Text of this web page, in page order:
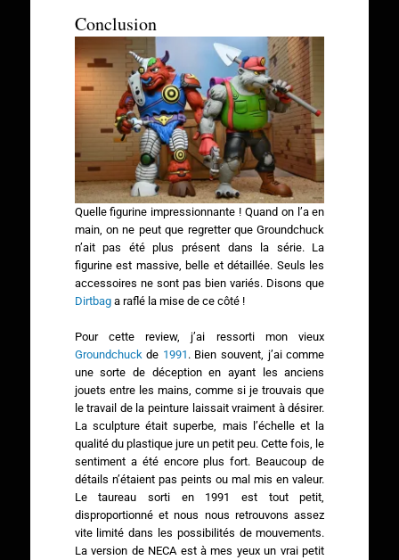
Conclusion
Quelle figurine impressionnante ! Quand on l’a en
main, on ne peut que regretter que Groundchuck
n’ait pas été plus présent dans la série. La
figurine est massive, belle et détaillée. Seuls les
accessoires ne sont pas bien variés. Disons que
Dirtbaga raflé la mise de ce côté !
Pour cette review, j’ai ressorti mon vieux
Groundchuck de 1991 . Bien souvent, j’ai comme
une sorte de déception en ayant les anciens
jouets entre les mains, comme si je trouvais que
le travail de la peinture laissait vraiment à désirer.
La sculpture était superbe, mais l’échelle et la
qualité du plastique jure un petit peu. Cette fois, le
sentiment a été encore plus fort. Beaucoup de
détails n’étaient pas peints ou mal mis en valeur.
Le taureau sorti en 1991 est tout petit,
disproportionné et nous nous retrouvons assez
vite limité dans les possibilités de mouvements.
La version de NECA est à mes yeux un vrai petit